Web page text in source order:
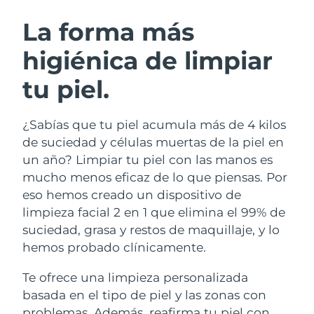
La forma más
higiénica de limpiar
tu piel.
¿Sabías que tu piel acumula más de 4 kilos
de suciedad y células muertas de la piel en
un año? Limpiar tu piel con las manos es
mucho menos eficaz de lo que piensas. Por
eso hemos creado un dispositivo de
limpieza facial 2 en 1 que elimina el 99% de
suciedad, grasa y restos de maquillaje, y lo
hemos probado clínicamente.
Te ofrece una limpieza personalizada
basada en el tipo de piel y las zonas con
Limpieza facial
Anti-aging massage
LUNA™ 4 Plus
Massage, LED heating
LUNA™ 4 Men
Microcurrent toning
BEAR™ 2 go
Microcurrent toning on-the-go
BEAR™ 2 eyes & lips
Hidratación
UFO™ 3 pack
Deep facial hydration
Near-infrared and red light therapy
device
Cuidado bucal
issa™ 4
Hybrid silicone sonic toothbrush
Smart hybrid silicone sonic toothbrush
TRATAMIENTO ANTIEDAD FAQ™
Antiedad Tratamientos LED
NEW
Austria
Baréin Entrega prevista 9/8/26
Bélgica
Bermudas Entrega prevista 14/8/26
Bosnia y Herzegovina Entrega prevista
Brunéi Entrega prevista
Bulgaria Entrega prevista8/8/26
Canadá Entrega prevista
Chile Entrega prevista